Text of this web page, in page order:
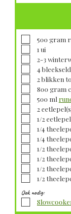
▢
500 gram
▢1 ui
▢
2-3
▢4
▢
2 blikken
▢
800 gram
▢
500 ml
▢
2
▢1/2
▢1/4
▢1/4
▢1/2
▢1/2
▢1/2
▢1/2
Ook nodig:
▢